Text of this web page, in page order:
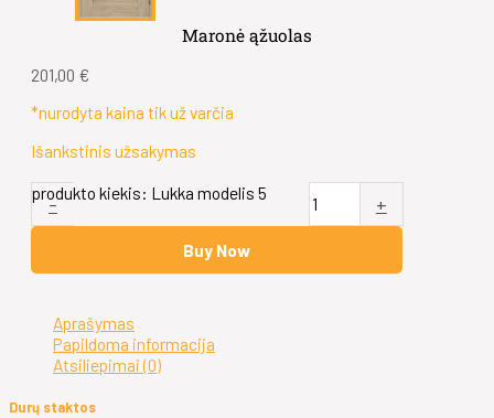
Maronė ąžuolas
201,00 €
*nurodyta kaina tik už varčia
Išankstinis užsakymas
-
produkto kiekis: Lukka modelis 5 +
Buy Now
Aprašymas
Papildoma informacija
Atsiliepimai (0)
Durų staktos